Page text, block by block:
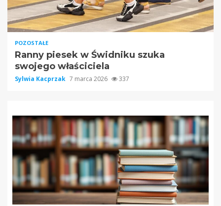
POZOSTAŁE
Ranny piesek w Świdniku szuka
swojego właściciela
Sylwia Kacprzak 7 marca 2026 337